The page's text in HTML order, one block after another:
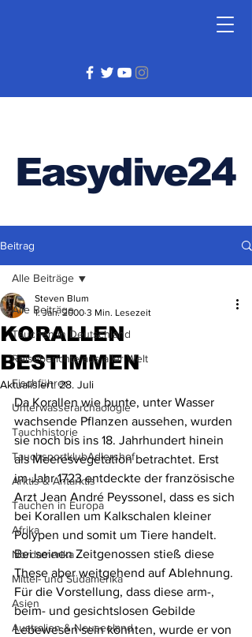
Easydive24
Beitrag
Alle Beiträge
Tauchen in Deutschland
Reiseberichte aus aller Welt
Fischführer
Unterwasserarchäologie
Tauchhistorie
TauchsportklubAdlershof
Arktis & Antarktis
Tauchen in Europa
Afrika
Nordamerika
Mittel- und Südamerika
Asien
Australien & Neuseeland
Alle Beiträge
KORALLEN
BESTIMMEN
Steven Blum
1. Jan. 2000 3 Min. Lesezeit
Aktualisiert:28. Juli
Da Korallen wie bunte, unter Wasser
wachsende Pflanzen aussehen, wurden
sie noch bis ins 18. Jahrhundert hinein
als Meeresvegetation betrachtet. Erst
im Jahr 1723 entdeckte der französische
Arzt Jean André Peyssonel, dass es sich
bei Korallen um Kalkschalen kleiner
Polypen und somit um Tiere handelt.
Bei seinen Zeitgenossen stieß diese
These aber weitgehend auf Ablehnung.
Für die Vorstellung, dass diese arm-,
beim- und gesichtslosen Gebilde
Lebewesen sein könnten, wurde er von